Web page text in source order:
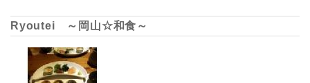
Ryoutei ～岡山☆和食～